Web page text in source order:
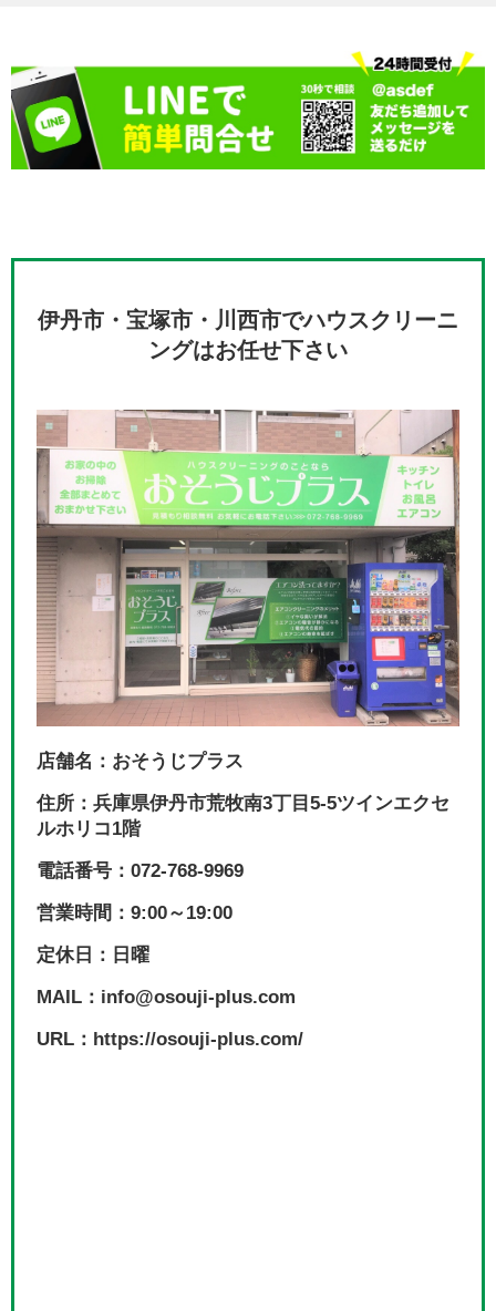
伊丹市・宝塚市・川西市でハウスクリーニ
ングはお任せ下さい
店舗名：おそうじプラス
住所：兵庫県伊丹市荒牧南3丁目5-5ツインエクセ
ルホリコ1階
電話番号：072-768-9969
営業時間：9:00～19:00
定休日：日曜
MAIL：info@osouji-plus.com
URL：https://osouji-plus.com/